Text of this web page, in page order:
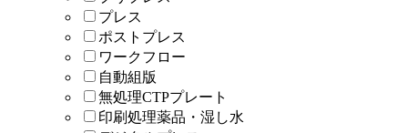
プレス
ポストプレス
ワークフロー
自動組版
無処理CTPプレート
印刷処理薬品・湿し水